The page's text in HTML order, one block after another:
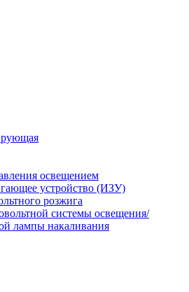
освещением
устройство (ИЗУ)
розжига
системы освещения/
лампы накаливания